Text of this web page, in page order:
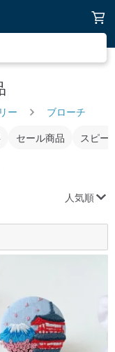
ー
ブローチ
セール商品 スピー
人気順